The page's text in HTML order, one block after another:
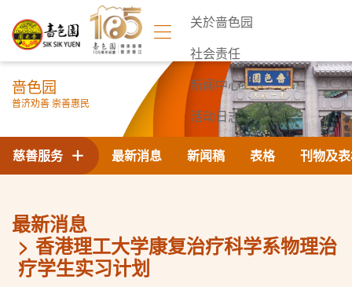
关於啬色园
社会责任
新闻中心
活动日志
联络我们
啬色园
普济劝善 崇善惠民
最新消息 新闻稿 表格 刊物及
慈善服务
最新消息
香港理工大学康复治疗科学系物理治
疗学生实习计划